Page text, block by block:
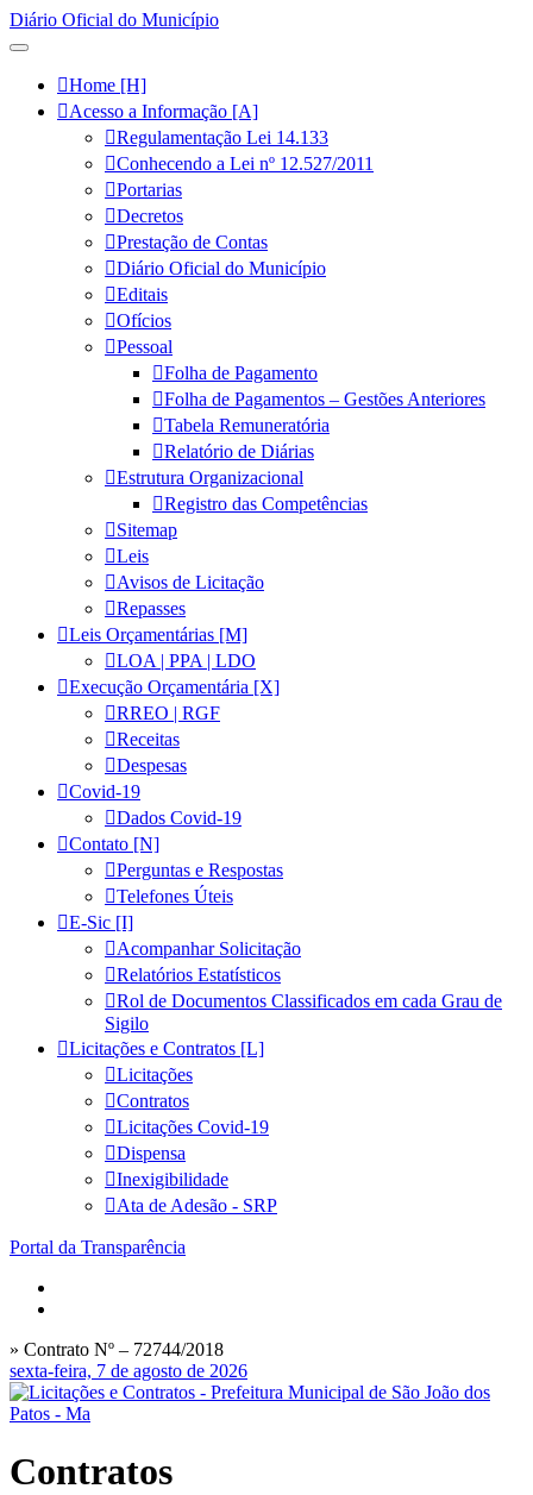
Diário Oficial do Município
Home [H]
Acesso a Informação [A]
Regulamentação Lei 14.133
Conhecendo a Lei nº 12.527/2011
Portarias
Decretos
Prestação de Contas
Diário Oficial do Município
Editais
Ofícios
Pessoal
Folha de Pagamento
Folha de Pagamentos – Gestões Anteriores
Tabela Remuneratória
Relatório de Diárias
Estrutura Organizacional
Registro das Competências
Sitemap
Leis
Avisos de Licitação
Repasses
Leis Orçamentárias [M]
LOA | PPA | LDO
Execução Orçamentária [X]
RREO | RGF
Receitas
Despesas
Covid-19
Dados Covid-19
Contato [N]
Perguntas e Respostas
Telefones Úteis
E-Sic [I]
Acompanhar Solicitação
Relatórios Estatísticos
Rol de Documentos Classificados em cada Grau de
Sigilo
Licitações e Contratos [L]
Licitações
Contratos
Licitações Covid-19
Dispensa
Inexigibilidade
Ata de Adesão - SRP
Portal da Transparência
» Contrato Nº – 72744/2018
sexta-feira, 7 de agosto de 2026
Contratos